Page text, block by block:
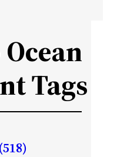
Tags
(518)